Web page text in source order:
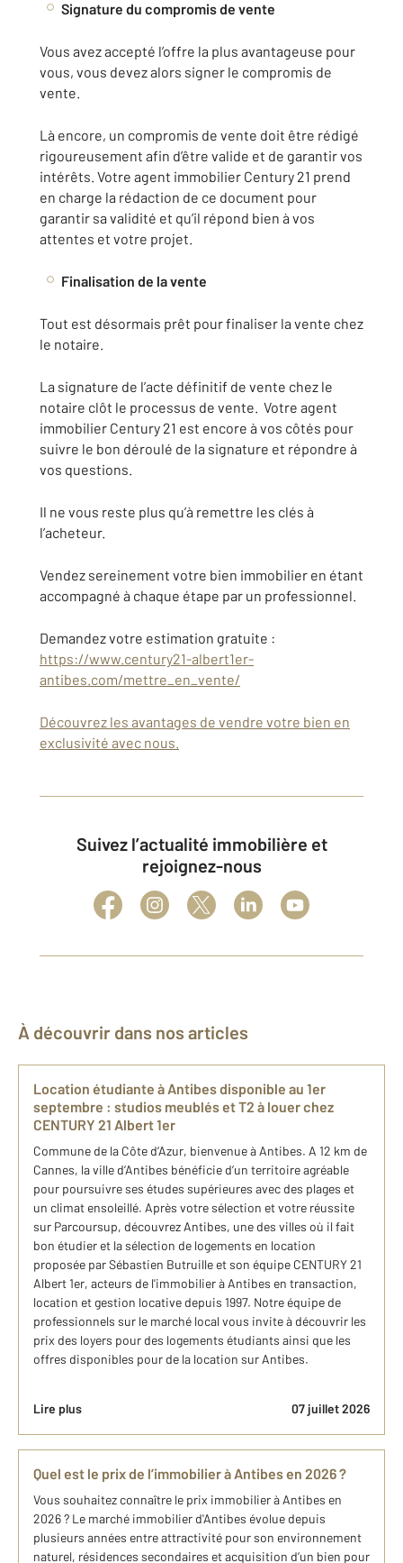
Signature du compromis de vente
Vous avez accepté l’offre la plus avantageuse pour
vous, vous devez alors signer le compromis de
vente.
Là encore, un compromis de vente doit être rédigé
rigoureusement afin d’être valide et de garantir vos
intérêts. Votre agent immobilier Century 21 prend
en charge la rédaction de ce document pour
garantir sa validité et qu’il répond bien à vos
attentes et votre projet.
Finalisation de la vente
Tout est désormais prêt pour finaliser la vente chez
le notaire.
La signature de l’acte définitif de vente chez le
notaire clôt le processus de vente. Votre agent
immobilier Century 21 est encore à vos côtés pour
suivre le bon déroulé de la signature et répondre à
vos questions.
Il ne vous reste plus qu’à remettre les clés à
l’acheteur.
Vendez sereinement votre bien immobilier en étant
accompagné à chaque étape par un professionnel.
Demandez votre estimation gratuite :
https://www.century21-albert1er-
antibes.com/mettre_en_vente/
Découvrez les avantages de vendre votre bien en
exclusivité avec nous.
Suivez l’actualité immobilière et
rejoignez-nous
À découvrir dans nos articles
Location étudiante à Antibes disponible au 1er
septembre : studios meublés et T2 à louer chez
CENTURY 21 Albert 1er
Commune de la Côte d’Azur, bienvenue à Antibes. A 12 km de
Cannes, la ville d’Antibes bénéficie d’un territoire agréable
pour poursuivre ses études supérieures avec des plages et
un climat ensoleillé. Après votre sélection et votre réussite
sur Parcoursup, découvrez Antibes, une des villes où il fait
bon étudier et la sélection de logements en location
proposée par Sébastien Butruille et son équipe CENTURY 21
Albert 1er, acteurs de l'immobilier à Antibes en transaction,
location et gestion locative depuis 1997. Notre équipe de
professionnels sur le marché local vous invite à découvrir les
prix des loyers pour des logements étudiants ainsi que les
offres disponibles pour de la location sur Antibes.
Lire plus 07 juillet 2026
Quel est le prix de l’immobilier à Antibes en 2026 ?
Vous souhaitez connaître le prix immobilier à Antibes en
2026 ? Le marché immobilier d'Antibes évolue depuis
plusieurs années entre attractivité pour son environnement
naturel, résidences secondaires et acquisition d’un bien pour